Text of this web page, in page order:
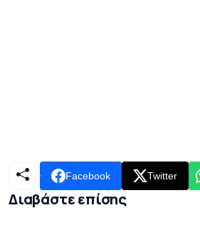
Facebook Twitter
Διαβάστε επίσης